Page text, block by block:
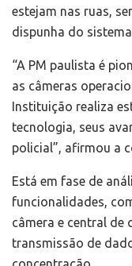
estejam nas ruas,
dispunha do
“A PM paulista é
as câmeras
Instituição realiza
tecnologia, seus
policial”, afirmou a
Está em fase de
funcionalidades,
câmera e central de
transmissão de